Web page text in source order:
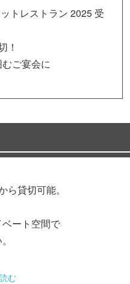
トレストラン 2025 受
！
ご宴会に
貸切可能。
ート空間で
出汁の効いた本格和食を
む